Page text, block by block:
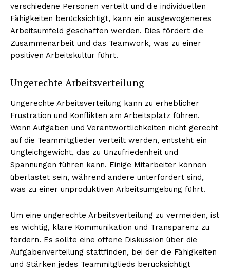
verschiedene Personen verteilt und die individuellen
Fähigkeiten berücksichtigt, kann ein ausgewogeneres
Arbeitsumfeld geschaffen werden. Dies fördert die
Zusammenarbeit und das Teamwork, was zu einer
positiven Arbeitskultur führt.
Ungerechte Arbeitsverteilung
Ungerechte Arbeitsverteilung kann zu erheblicher
Frustration und Konflikten am Arbeitsplatz führen.
Wenn Aufgaben und Verantwortlichkeiten nicht gerecht
auf die Teammitglieder verteilt werden, entsteht ein
Ungleichgewicht, das zu Unzufriedenheit und
Spannungen führen kann. Einige Mitarbeiter können
überlastet sein, während andere unterfordert sind,
was zu einer unproduktiven Arbeitsumgebung führt.
Um eine ungerechte Arbeitsverteilung zu vermeiden, ist
es wichtig, klare Kommunikation und Transparenz zu
fördern. Es sollte eine offene Diskussion über die
Aufgabenverteilung stattfinden, bei der die Fähigkeiten
und Stärken jedes Teammitglieds berücksichtigt